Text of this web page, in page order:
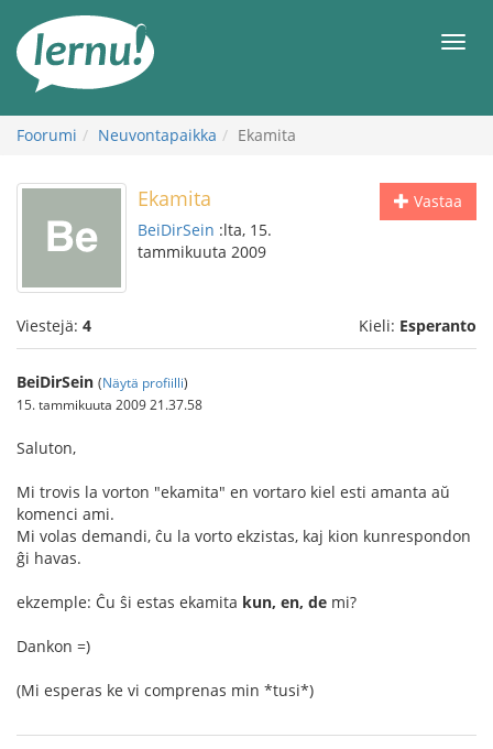
sisältöön
Foorumi Neuvontapaikka Ekamita
Vastaa
Ekamita
BeiDirSein :lta, 15.
tammikuuta 2009
Viestejä: 4 Kieli: Esperanto
BeiDirSein (Näytä profiilli)
15. tammikuuta 2009 21.37.58
Saluton,
Mi trovis la vorton "ekamita" en vortaro kiel esti amanta aŭ
komenci ami.
Mi volas demandi, ĉu la vorto ekzistas, kaj kion kunrespondon
ĝi havas.
ekzemple: Ĉu ŝi estas ekamita kun, en, de mi?
Dankon =)
(Mi esperas ke vi comprenas min *tusi*)